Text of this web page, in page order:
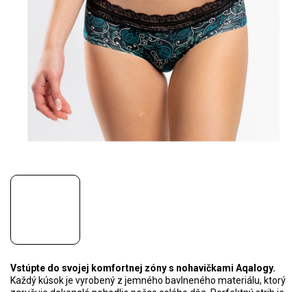
Vstúpte do svojej komfortnej zóny s nohavičkami Aqalogy.
Každý kúsok je vyrobený z jemného bavlneného materiálu, ktorý